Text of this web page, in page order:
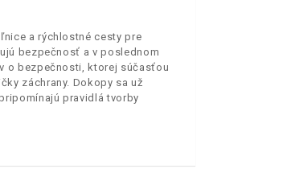
a rýchlostné cesty pre
bezpečnosť a v poslednom
o bezpečnosti, ktorej súčasťou
záchrany. Dokopy sa už
pravidlá tvorby